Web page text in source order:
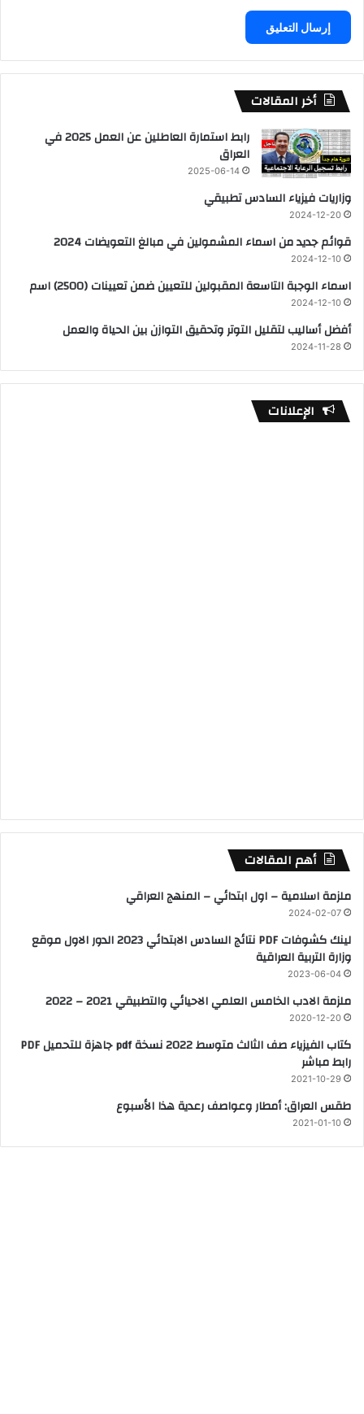
أخر المقالات
رابط استمارة العاطلين عن العمل 2025 في
العراق
2025-06-14
وزاريات فيزياء السادس تطبيقي
2024-12-20
قوائم جديد من اسماء المشمولين في مبالغ التعويضات 2024
2024-12-10
اسماء الوجبة التاسعة المقبولين للتعيين ضمن تعيينات (2500) اسم
2024-12-10
أفضل أساليب لتقليل التوتر وتحقيق التوازن بين الحياة والعمل
2024-11-28
الإعلانات
أهم المقالات
ملزمة اسلامية – اول ابتدائي – المنهج العراقي
2024-02-07
لينك كشوفات PDF نتائج السادس الابتدائي 2023 الدور الاول موقع
وزارة التربية العراقية
2023-06-04
ملزمة الادب الخامس العلمي الاحيائي والتطبيقي 2021 – 2022
2020-12-20
كتاب الفيزياء صف الثالث متوسط 2022 نسخة pdf جاهزة للتحميل PDF
رابط مباشر
2021-10-29
طقس العراق: أمطار وعواصف رعدية هذا الأسبوع
2021-01-10